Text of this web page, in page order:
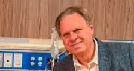
400.000
pedidos
semanales
y 4.500
negocios